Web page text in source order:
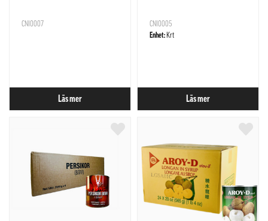
CNI0007
Läs mer
CNI0005
Enhet: Krt
Läs mer